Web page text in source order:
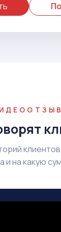
и на какую